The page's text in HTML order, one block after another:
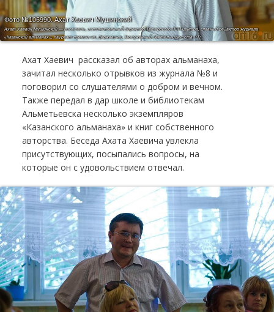
Фото №106990.Ахат Хаевич Мушинский
Ахат Хаевич Мушинский — писатель, исполнительный директор Татарского ПЕН-центра, главный редактор журнала
«Казанский альманах», лауреат премии им. Державина, Заслуженный деятель искусств РТ;
Ахат Хаевич рассказал об авторах альманаха,
зачитал несколько отрывков из журнала №8 и
поговорил со слушателями о добром и вечном.
Также передал в дар школе и библиотекам
Альметьевска несколько экземпляров
«Казанского альманаха» и книг собственного
авторства. Беседа Ахата Хаевича увлекла
присутствующих, посыпались вопросы, на
которые он с удовольствием отвечал.